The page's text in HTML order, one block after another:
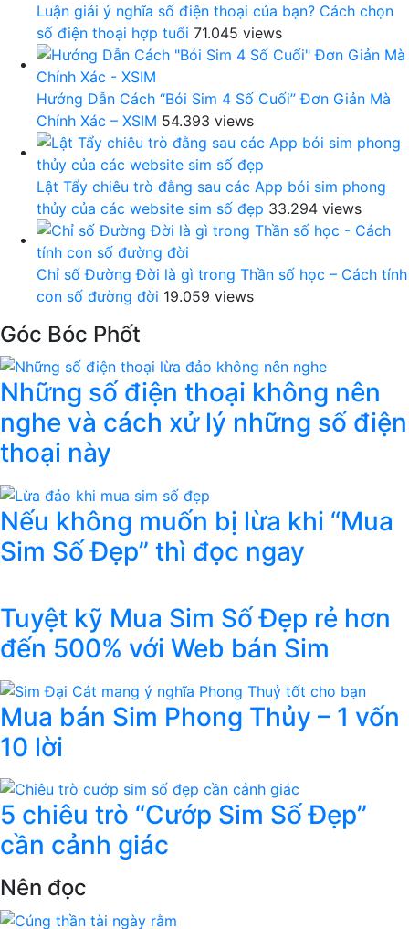
Luận giải ý nghĩa số điện thoại của bạn? Cách chọn
số điện thoại hợp tuổi 71.045 views
Hướng Dẫn Cách “Bói Sim 4 Số Cuối” Đơn Giản Mà
Chính Xác – XSIM 54.393 views
Lật Tẩy chiêu trò đằng sau các App bói sim phong
thủy của các website sim số đẹp 33.294 views
Chỉ số Đường Đời là gì trong Thần số học – Cách tính
con số đường đời 19.059 views
Góc Bóc Phốt
Những số điện thoại không nên
nghe và cách xử lý những số điện
thoại này
Nếu không muốn bị lừa khi “Mua
Sim Số Đẹp” thì đọc ngay
Tuyệt kỹ Mua Sim Số Đẹp rẻ hơn
đến 500% với Web bán Sim
Mua bán Sim Phong Thủy – 1 vốn
10 lời
5 chiêu trò “Cướp Sim Số Đẹp”
cần cảnh giác
Nên đọc